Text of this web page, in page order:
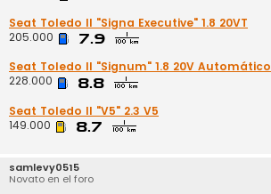
Seat Toledo II "Signa Executive" 1.8 20VT
205.000
Seat Toledo II "Signum" 1.8 20V Automático
228.000
Seat Toledo II "V5" 2.3 V5
149.000
samlevy0515
Novato en el foro